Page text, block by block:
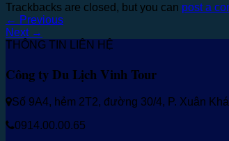
Trackbacks are closed, but you can post a
← Previous
Next →
THÔNG TIN LIÊN HỆ
Công ty Du Lịch Vinh Tour
Số 9A4, hẻm 2T2, đường 30/4, P. Xuân
0914.00.00.65